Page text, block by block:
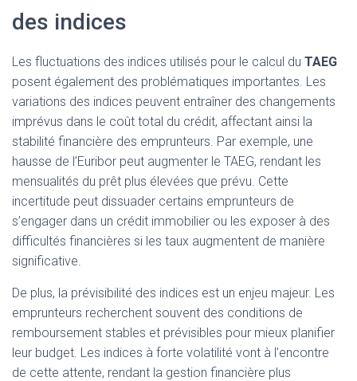
des indices
Les fluctuations des indices utilisés pour le calcul du TAEG
posent également des problématiques importantes. Les
variations des indices peuvent entraîner des changements
imprévus dans le coût total du crédit, affectant ainsi la
stabilité financière des emprunteurs. Par exemple, une
hausse de l’Euribor peut augmenter le TAEG, rendant les
mensualités du prêt plus élevées que prévu. Cette
incertitude peut dissuader certains emprunteurs de
s’engager dans un crédit immobilier ou les exposer à des
difficultés financières si les taux augmentent de manière
significative.
De plus, la prévisibilité des indices est un enjeu majeur. Les
emprunteurs recherchent souvent des conditions de
remboursement stables et prévisibles pour mieux planifier
leur budget. Les indices à forte volatilité vont à l’encontre
de cette attente, rendant la gestion financière plus